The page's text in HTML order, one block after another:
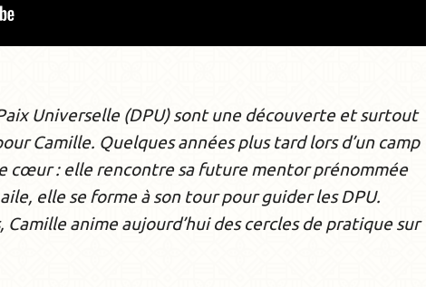
Universelle (DPU) sont une découverte et surtout
Camille. Quelques années plus tard lors d’un camp
cœur : elle rencontre sa future mentor prénommée
elle se forme à son tour pour guider les DPU.
Camille anime aujourd’hui des cercles de pratique sur